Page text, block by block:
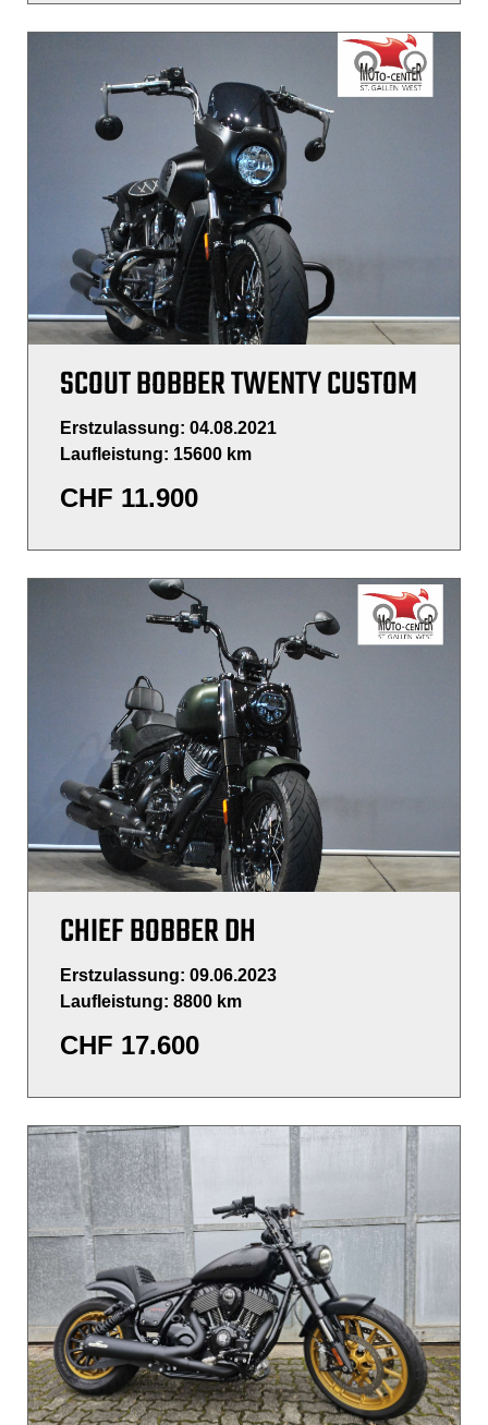
SCOUT BOBBER TWENTY CUSTOM
Erstzulassung: 04.08.2021
Laufleistung: 15600 km
CHF 11.900
CHIEF BOBBER DH
Erstzulassung: 09.06.2023
Laufleistung: 8800 km
CHF 17.600